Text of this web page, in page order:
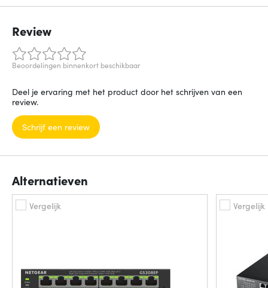
Review
Beoordelingen binnenkort beschikbaar
Deel je ervaring met het product door het schrijven van een
review.
Schrijf een review
Alternatieven
Vergelijk Vergelijk